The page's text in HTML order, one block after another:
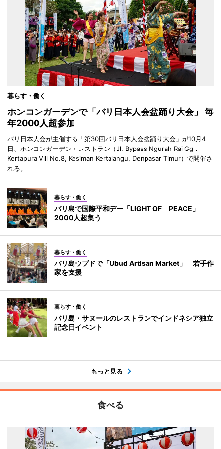
暮らす・働く
ホンコンガーデンで「バリ日本人会盆踊り大会」 毎
年2000人超参加
バリ日本人会が主催する「第30回バリ日本人会盆踊り大会」が10月4
日、ホンコンガーデン・レストラン（Jl. Bypass Ngurah Rai Gg．
Kertapura Vlll No.8, Kesiman Kertalangu, Denpasar Timur）で開催さ
れる。
暮らす・働く
バリ島で国際平和デー「LIGHT OF PEACE」
2000人超集う
暮らす・働く
バリ島ウブドで「Ubud Artisan Market」 若手作
家を支援
暮らす・働く
バリ島・サヌールのレストランでインドネシア独立
記念日イベント
もっと見る
食べる